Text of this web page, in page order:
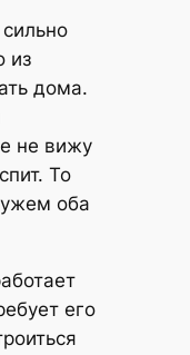
из
дома.
не вижу
То
оба
его